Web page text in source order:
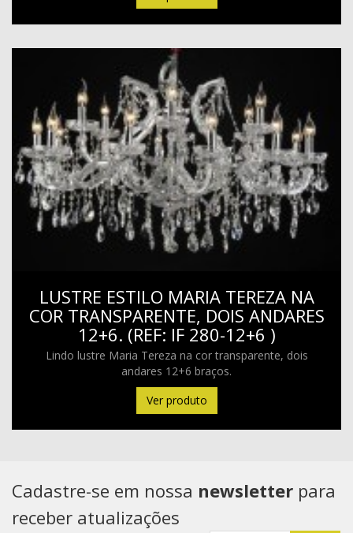
LUSTRE ESTILO MARIA TEREZA NA
COR TRANSPARENTE, DOIS ANDARES
12+6. (REF: IF 280-12+6 )
Lindo lustre Maria Tereza na cor transparente, dois
andares 12+6 braços.
Ver produto
Cadastre-se em nossa newsletter para
receber atualizações